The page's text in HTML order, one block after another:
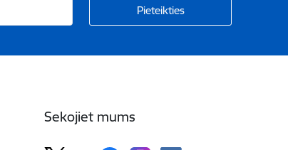
Sekojiet mums